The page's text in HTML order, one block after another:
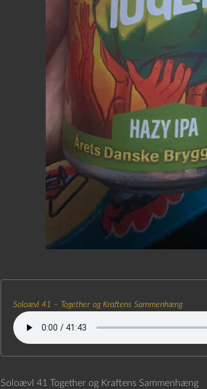
Soloævl 41 – Together og Kraftens Sammenhæng
Soloævl 41 Together og Kraftens Sammenhæng